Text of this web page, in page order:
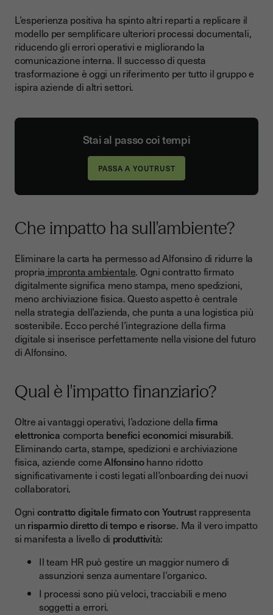
L’esperienza positiva ha spinto altri reparti a replicare il
modello per semplificare ulteriori processi documentali,
riducendo gli errori operativi e migliorando la
comunicazione interna. Il successo di questa
trasformazione è oggi un riferimento per tutto il gruppo e
ispira aziende di altri settori.
Stai al passo coi tempi
PASSA A YOUTRUST
Che impatto ha sull'ambiente?
Eliminare la carta ha permesso ad Alfonsino di ridurre la
propria impronta ambientale. Ogni contratto firmato
digitalmente significa meno stampa, meno spedizioni,
meno archiviazione fisica. Questo aspetto è centrale
nella strategia dell’azienda, che punta a una logistica più
sostenibile. Ecco perché l’integrazione della firma
digitale si inserisce perfettamente nella visione del futuro
di Alfonsino.
Qual è l'impatto finanziario?
Oltre ai vantaggi operativi, l’adozione dellafirma
elettronica comporta benefici economici misurabili.
Eliminando carta, stampe, spedizioni e archiviazione
fisica, aziende comeAlfonsinohanno ridotto
significativamente i costi legati all’onboarding dei nuovi
collaboratori.
Ogni contratto digitale firmato con Youtrust rappresenta
un risparmio diretto di tempo e risorse. Ma il vero impatto
si manifesta a livello di produttività:
Il team HR può gestire un maggior numero di
assunzioni senza aumentare l’organico.
I processi sono più veloci, tracciabili e meno
soggetti a errori.